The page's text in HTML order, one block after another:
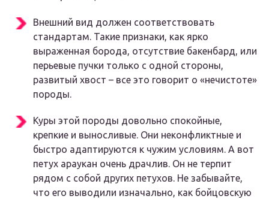
Внешний вид должен соответствовать
стандартам. Такие признаки, как ярко
выраженная борода, отсутствие бакенбард, или
перьевые пучки только с одной стороны,
развитый хвост – все это говорит о «нечистоте»
породы.
Куры этой породы довольно спокойные,
крепкие и выносливые. Они неконфликтные и
быстро адаптируются к чужим условиям. А вот
петух араукан очень драчлив. Он не терпит
рядом с собой других петухов. Не забывайте,
что его выводили изначально, как бойцовскую